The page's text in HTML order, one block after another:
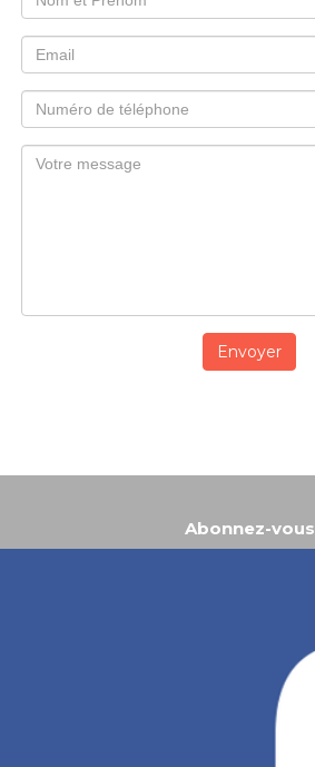
Envoyer
Abonnez-vous